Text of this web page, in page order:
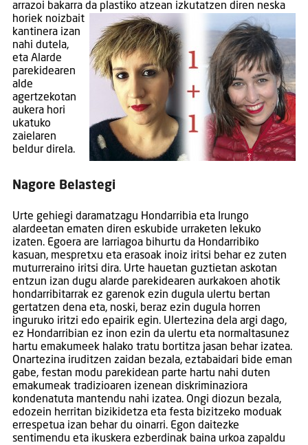
arrazoi bakarra da plastiko atzean izkutatzen diren neska
horiek noizbait
kantinera izan
nahi dutela,
eta Alarde
parekidearen
alde
agertzekotan
aukera hori
ukatuko
zaielaren
beldur direla.
Nagore Belastegi
Urte gehiegi daramatzagu Hondarribia eta Irungo
alardeetan ematen diren eskubide urraketen lekuko
izaten. Egoera are larriagoa bihurtu da Hondarribiko
kasuan, mespretxu eta erasoak inoiz iritsi behar ez zuten
muturreraino iritsi dira. Urte hauetan guztietan askotan
entzun izan dugu alarde parekidearen aurkakoen ahotik
hondarribitarrak ez garenok ezin dugula ulertu bertan
gertatzen dena eta, noski, beraz ezin dugula horren
inguruko iritzi edo epairik egin. Ulertezina dela argi dago,
ez Hondarribian ez inon ezin da ulertu eta normaltasunez
hartu emakumeek halako tratu bortitza jasan behar izatea.
Onartezina iruditzen zaidan bezala, eztabaidari bide eman
gabe, festan modu parekidean parte hartu nahi duten
emakumeak tradizioaren izenean diskriminaziora
kondenatuta mantendu nahi izatea. Ongi diozun bezala,
edozein herritan bizikidetza eta festa bizitzeko moduak
errespetua izan behar du oinarri. Egon daitezke
sentimendu eta ikuskera ezberdinak baina urkoa zapaldu